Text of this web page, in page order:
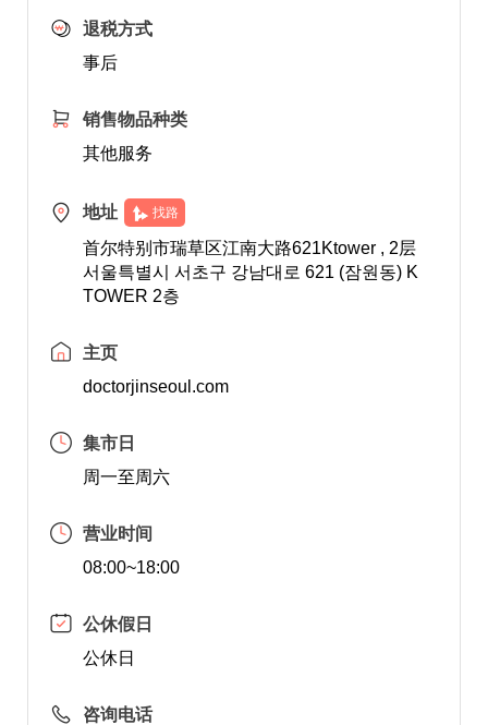
退税方式
事后
销售物品种类
其他服务
地址 找路
首尔特别市瑞草区江南大路621Ktower , 2层
서울특별시 서초구 강남대로 621 (잠원동) K
TOWER 2층
主页
doctorjinseoul.com
集市日
周一至周六
营业时间
08:00~18:00
公休假日
公休日
咨询电话